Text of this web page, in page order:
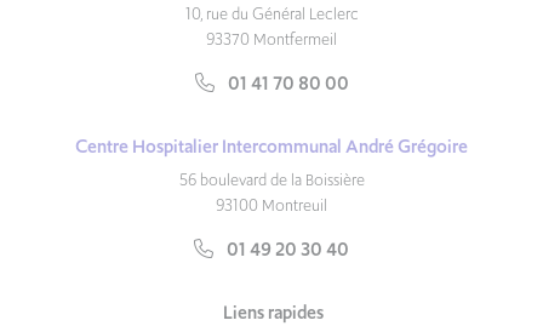
10, rue du Général Leclerc
93370 Montfermeil
01 41 70 80 00
Centre Hospitalier Intercommunal André Grégoire
56 boulevard de la Boissière
93100 Montreuil
01 49 20 30 40
Liens rapides